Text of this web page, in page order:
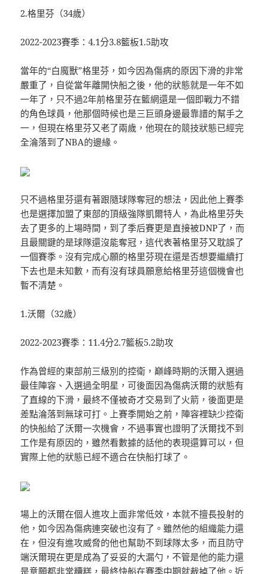
2.格里芬（34歲）
2022-2023賽季：4.1分3.8籃板1.5助攻
當年的“白魔獸”格里芬，如今因為傷病的原因下滑的非常
嚴重了，自從當年離開快船之後，他的狀態就是一年不如
一年了，只不過2年前格里芬在籃網還是一個即戰力不錯
的角色球員，他那個時候也是三巨頭身邊最靠譜的幫手之
一，但現在格里芬又老了兩歲，他現在的競技狀態已經完
全淪落到了NBA的邊緣。
只不過格里芬還有著跟隨球隊奪冠的想法，因此他上賽季
也是選擇加盟了東部的頂級強隊凱爾特人，為此格里芬失
去了更多的上場時間，到了季后賽更是直接被DNP了，而
且最關鍵的是球隊還沒能奪冠，這代表著格里芬又耽誤了
一個賽季。沒有完成心願的格里芬現在還是否想要繼續打
下去也是未知數，而有沒有球員願意給格里芬這個機會也
暫不清楚。
1.沃爾（32歲）
2022-2023賽季：11.4分2.7籃板5.2助攻
作為曾經的東部前三級別的控衛，巔峰時期的沃爾入選過
最佳陣容、入選過全明星，可後面因為傷病沃爾的狀態有
了直線的下滑，最終不僅被奇才交易到了火箭，後面更是
差點淪落到無球可打。上賽季開始之前，陣容裡缺少控衛
的快船給了沃爾一次機會，不過事實也證明了沃爾找不到
工作是有原因的，雖然看數據的話他的表現還算可以，但
實際上他的狀態已經不適合在快船打球了。
場上的沃爾在個人進攻上面非常低效，本就不擅長投射的
他，如今因為傷病連突破也沒有了。雖然他的組織能力還
在，但沒有進攻威脅的他也幫助不到球隊太多，而且防守
端沃爾現在更是成為了妥妥的大漏勺，不管是他的能力還
是意願都非常糟糕，最終快船在賽季中期就裁掉了他。近
×